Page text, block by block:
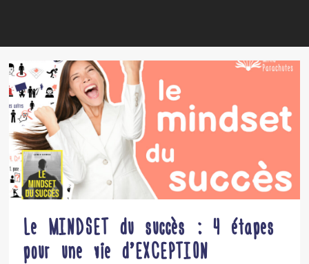
Le MINDSET du succès : 4 étapes
pour une vie d’EXCEPTION